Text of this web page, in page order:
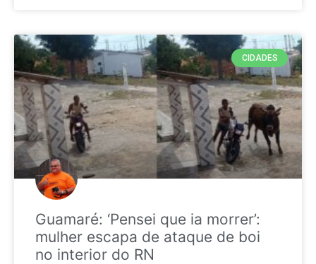
CIDADES
Guamaré: ‘Pensei que ia morrer’:
mulher escapa de ataque de boi
no interior do RN